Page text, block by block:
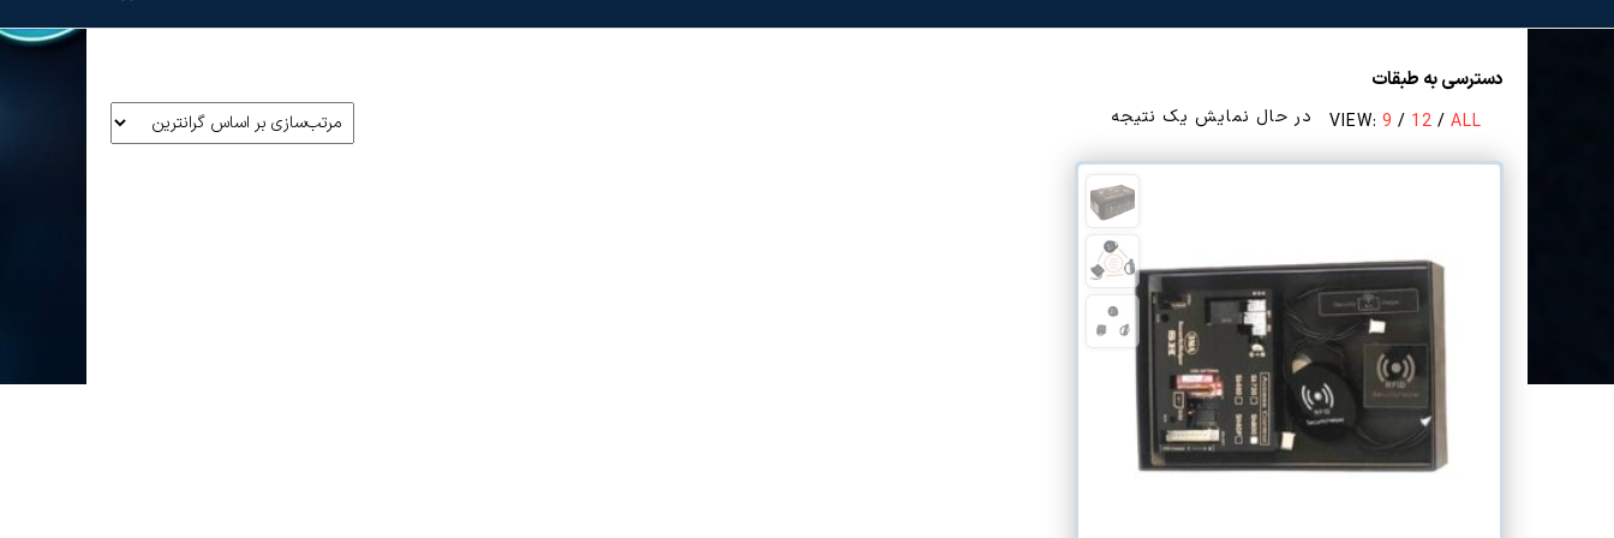
دسترسی به طبقات
VIEW: 9 / 12 / ALL در حال نمایش یک نتیجه